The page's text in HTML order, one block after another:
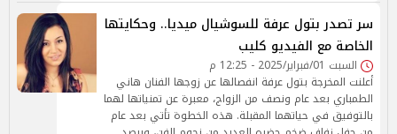
سر تصدر بتول عرفة للسوشيال ميديا.. وحكايتها
الخاصة مع الفيديو كليب
السبت 01/فبراير/2025 - 12:25 م
أعلنت المخرجة بتول عرفة انفصالها عن زوجها الفنان هاني
الطمباري بعد عام ونصف من الزواج، معبرة عن تمنياتها لهما
بالتوفيق في حياتهما المقبلة. هذه الخطوة تأتي بعد عام